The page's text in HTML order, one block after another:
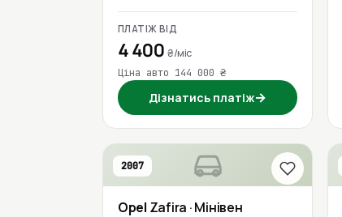
ПЛАТІЖ ВІД
4 400₴/міс
Ціна авто 144 000 ₴
Дізнатись платіж→
2007
Opel Zafira · Мінівен